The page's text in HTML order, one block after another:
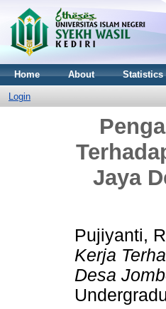
Home About Statistics
Login
Jaya
Pujiyanti,
Kerja
Desa